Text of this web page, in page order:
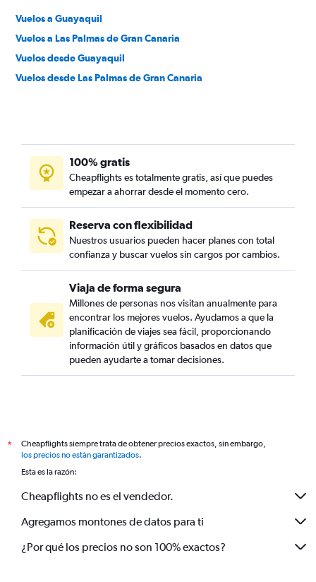
Vuelos a Guayaquil
Vuelos a Las Palmas de Gran Canaria
Vuelos desde Guayaquil
Vuelos desde Las Palmas de Gran Canaria
100% gratis
Cheapflights es totalmente gratis, así que puedes
empezar a ahorrar desde el momento cero.
Reserva con flexibilidad
Nuestros usuarios pueden hacer planes con total
confianza y buscar vuelos sin cargos por cambios.
Viaja de forma segura
Millones de personas nos visitan anualmente para
encontrar los mejores vuelos. Ayudamos a que la
planificación de viajes sea fácil, proporcionando
información útil y gráficos basados en datos que
pueden ayudarte a tomar decisiones.
*
Cheapflights siempre trata de obtener precios exactos, sin embargo,
los precios no están garantizados.
Esta es la razón:
Cheapflights no es el vendedor.
Agregamos montones de datos para ti
¿Por qué los precios no son 100% exactos?